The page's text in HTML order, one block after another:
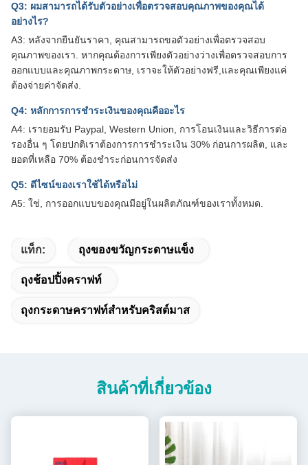
Q3: ผมสามารถได้รับตัวอย่างเพื่อตรวจสอบคุณภาพของคุณได้
อย่างไร?
A3: หลังจากยืนยันราคา, คุณสามารถขอตัวอย่างเพื่อตรวจสอบ
คุณภาพของเรา. หากคุณต้องการเพียงตัวอย่างว่างเพื่อตรวจสอบการ
ออกแบบและคุณภาพกระดาษ, เราจะให้ตัวอย่างฟรี,และคุณเพียงแค่
ต้องจ่ายค่าจัดส่ง.
Q4: หลักการการชําระเงินของคุณคืออะไร
A4: เรายอมรับ Paypal, Western Union, การโอนเงินและวิธีการต่อ
รองอื่น ๆ โดยปกติเราต้องการการชําระเงิน 30% ก่อนการผลิต, และ
ยอดที่เหลือ 70% ต้องชําระก่อนการจัดส่ง
Q5: ดีไซน์ของเราใช้ได้หรือไม่
A5: ใช่, การออกแบบของคุณมีอยู่ในผลิตภัณฑ์ของเราทั้งหมด.
แท็ก: ถุงของขวัญกระดาษแข็ง
ถุงช้อปปิ้งคราฟท์
ถุงกระดาษคราฟท์สำหรับคริสต์มาส
สินค้าที่เกี่ยวข้อง